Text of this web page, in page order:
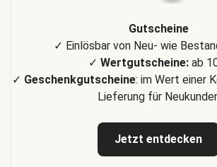
Gutscheine
✓ Einlösbar von Neu- wie
✓ Wertgutscheine: ab
✓ Geschenkgutscheine: im Wert einer
Lieferung für
Jetzt entdecken